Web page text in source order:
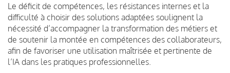
Le déficit de compétences, les résistances internes et la
difficulté à choisir des solutions adaptées soulignent la
nécessité d’accompagner la transformation des métiers et
de soutenir la montée en compétences des collaborateurs,
afin de favoriser une utilisation maîtrisée et pertinente de
l’IA dans les pratiques professionnelles.